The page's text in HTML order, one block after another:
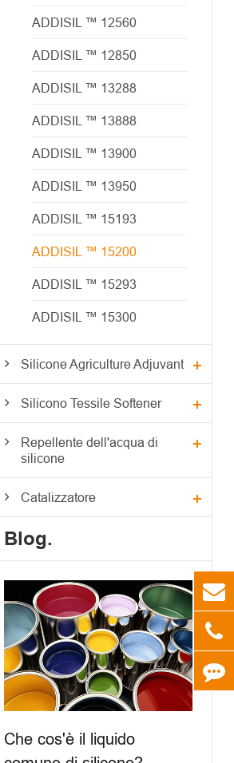
ADDISIL ™ 12560
ADDISIL ™ 12850
ADDISIL ™ 13288
ADDISIL ™ 13888
ADDISIL ™ 13900
ADDISIL ™ 13950
ADDISIL ™ 15193
ADDISIL ™ 15200
ADDISIL ™ 15293
ADDISIL ™ 15300
Silicone Agriculture Adjuvant
Silicono Tessile Softener
Repellente dell'acqua di
silicone
Catalizzatore
Blog.
Che cos'è il liquido